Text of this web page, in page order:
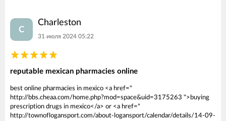
C
Charleston
31 июля 2024 05:22
reputable mexican pharmacies online
best online pharmacies in mexico <a href="
http://bbs.cheaa.com/home.php?mod=space&uid=3175263 ">buying
prescription drugs in mexico</a> or <a href="
http://townoflogansport.com/about-logansport/calendar/details/14-09-